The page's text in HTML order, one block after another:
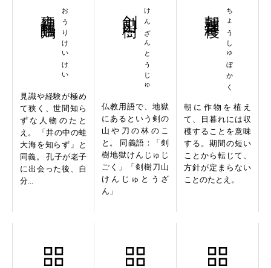
おうりけいけい
見識や経験が極め
て狭く、世間知ら
ずな人物のたと
え。 「井の中の蛙
大海を知らず」と
同義。 孔子が老子
に出会った後、自
分...
けんざんとうじゅ
仏教用語で、地獄
にあるという剣の
山や刀の林のこ
と。 同義語：「剣
樹地獄けんじゅじ
ごく」「剣樹刀山
けんじゅとうざ
ん」
ちょうしゅぼかく
朝に作物を植え
て、日暮れには収
穫することを意味
する。期間の短い
ことから転じて、
方針が定まらない
ことのたとえ。